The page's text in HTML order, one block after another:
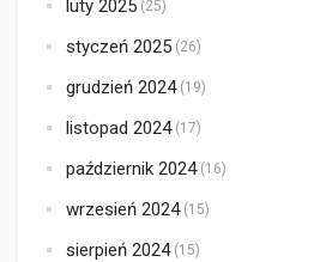
luty 2025 (25)
styczeń 2025 (26)
grudzień 2024(19)
listopad 2024(17)
październik 2024(16)
wrzesień 2024(15)
sierpień 2024(15)